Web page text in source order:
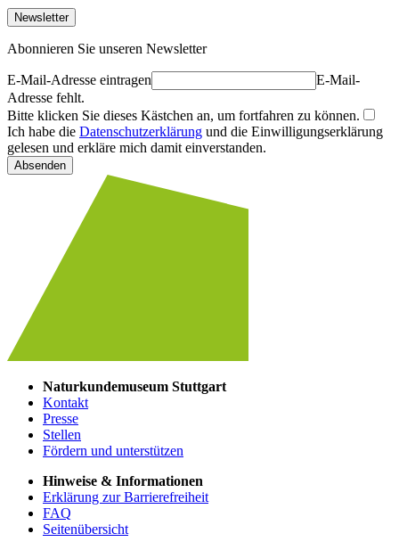
Newsletter
Abonnieren Sie unseren Newsletter
E-Mail-Adresse eintragen
E-Mail-
Adresse fehlt.
Bitte klicken Sie dieses Kästchen an, um fortfahren zu können.
Ich habe die Datenschutzerklärung und die Einwilligungserklärung
gelesen und erkläre mich damit einverstanden.
Absenden
Naturkundemuseum Stuttgart
Kontakt
Presse
Stellen
Fördern und unterstützen
Hinweise & Informationen
Erklärung zur Barrierefreiheit
FAQ
Seitenübersicht